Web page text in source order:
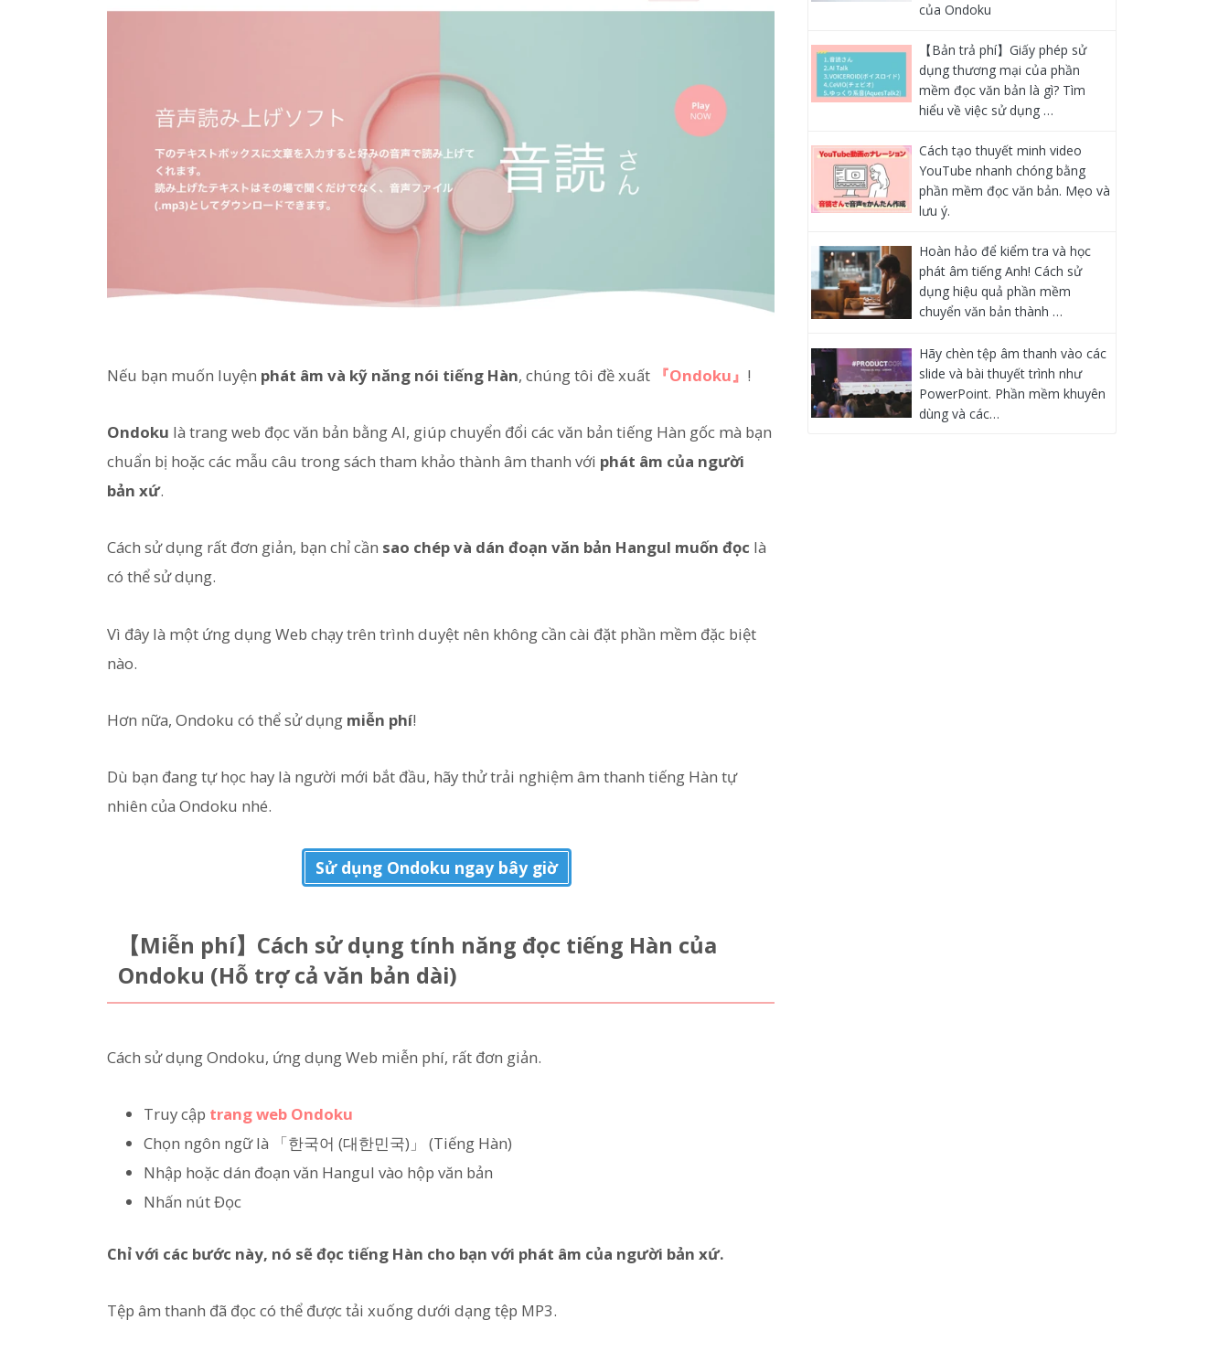
Nếu bạn muốn luyện phát âm và kỹ năng nói tiếng Hàn, chúng tôi đề xuất 『Ondoku』 !
Ondoku là trang web đọc văn bản bằng AI, giúp chuyển đổi các văn bản tiếng Hàn gốc mà bạn
chuẩn bị hoặc các mẫu câu trong sách tham khảo thành âm thanh với phát âm của người
bản xứ.
Cách sử dụng rất đơn giản, bạn chỉ cần sao chép và dán đoạn văn bản Hangul muốn đọc là
có thể sử dụng.
Vì đây là một ứng dụng Web chạy trên trình duyệt nên không cần cài đặt phần mềm đặc biệt
nào.
Hơn nữa, Ondoku có thể sử dụng miễn phí!
Dù bạn đang tự học hay là người mới bắt đầu, hãy thử trải nghiệm âm thanh tiếng Hàn tự
nhiên của Ondoku nhé.
Sử dụng Ondoku ngay bây giờ
【Miễn phí】Cách sử dụng tính năng đọc tiếng Hàn của
Ondoku (Hỗ trợ cả văn bản dài)
Cách sử dụng Ondoku, ứng dụng Web miễn phí, rất đơn giản.
Truy cập trang web Ondoku
Chọn ngôn ngữ là 「한국어 (대한민국)」 (Tiếng Hàn)
Nhập hoặc dán đoạn văn Hangul vào hộp văn bản
Nhấn nút Đọc
Chỉ với các bước này, nó sẽ đọc tiếng Hàn cho bạn với phát âm của người bản xứ.
Tệp âm thanh đã đọc có thể được tải xuống dưới dạng tệp MP3.
của Ondoku
【Bản trả phí】Giấy phép sử
dụng thương mại của phần
mềm đọc văn bản là gì? Tìm
hiểu về việc sử dụng …
Cách tạo thuyết minh video
YouTube nhanh chóng bằng
phần mềm đọc văn bản. Mẹo và
lưu ý.
Hoàn hảo để kiểm tra và học
phát âm tiếng Anh! Cách sử
dụng hiệu quả phần mềm
chuyển văn bản thành …
Hãy chèn tệp âm thanh vào các
slide và bài thuyết trình như
PowerPoint. Phần mềm khuyên
dùng và các…